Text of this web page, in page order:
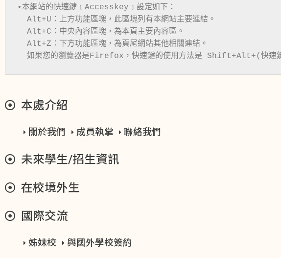
•本網站的快速鍵﹝Accesskey﹞設定如下：
如果您的瀏覽器是Firefox，快速鍵的使用方法是 Shift+Alt+(快
本處介紹
關於我們 成員執掌 聯絡我們
未來學生/招生資訊
在校境外生
國際交流
姊妹校 與國外學校簽約